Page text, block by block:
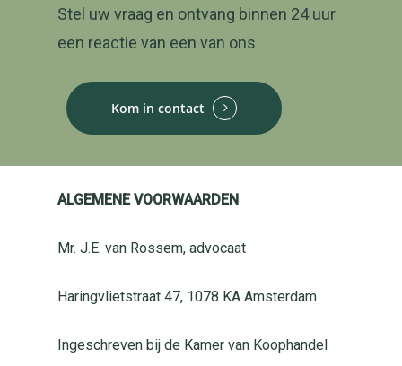
Stel uw vraag en ontvang binnen 24 uur
een reactie van een van ons
Kom in contact
ALGEMENE VOORWAARDEN
Mr. J.E. van Rossem, advocaat
Haringvlietstraat 47, 1078 KA Amsterdam
Ingeschreven bij de Kamer van Koophandel